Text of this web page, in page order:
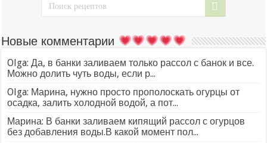
Новые комментарии
Olga: Да, в банки заливаем только рассол с банок и все.
Можно долить чуть воды, если р...
Olga: Марина, нужно просто прополоскать огурцы от
осадка, залить холодной водой, а пот...
Марина: В банки заливаем кипящий рассол с огурцов
без добавления воды.В какой момент пол...